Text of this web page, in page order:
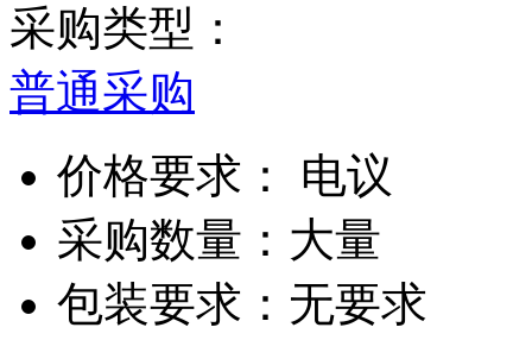
采购类型：
普通采购
价格要求： 电议
采购数量：大量
包装要求：无要求